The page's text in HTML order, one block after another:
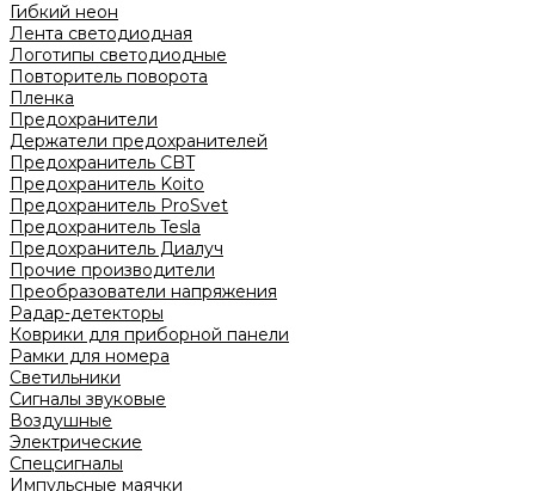
Гибкий неон
Лента светодиодная
Логотипы светодиодные
Повторитель поворота
Пленка
Предохранители
Держатели предохранителей
Предохранитель CBT
Предохранитель Koito
Предохранитель ProSvet
Предохранитель Tesla
Предохранитель Диалуч
Прочие производители
Преобразователи напряжения
Радар-детекторы
Коврики для приборной панели
Рамки для номера
Светильники
Сигналы звуковые
Воздушные
Электрические
Спецсигналы
Импульсные маячки